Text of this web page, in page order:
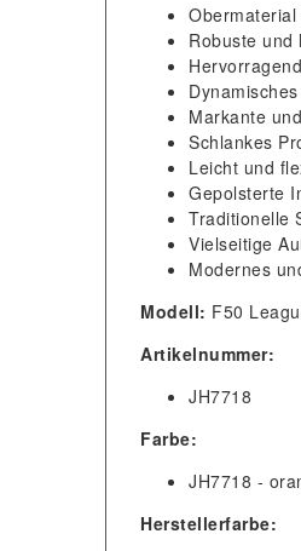
Robuste und
Markante
Schlankes
Leicht und
Gepolsterte
Traditionelle
Vielseitige
Modernes
Modell: F50
Artikelnummer:
JH7718
Farbe:
JH7718 -
Herstellerfarbe: